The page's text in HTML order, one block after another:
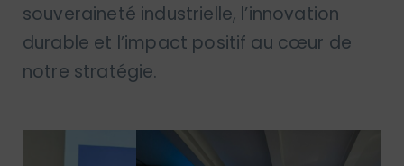
souveraineté industrielle, l’innovation
durable et l’impact positif au cœur de
notre stratégie.